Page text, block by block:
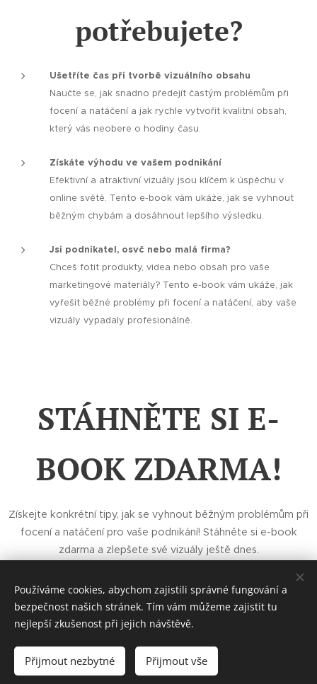
potřebujete?
Ušetříte čas při tvorbě vizuálního obsahu
Naučte se, jak snadno předejít častým problémům při
focení a natáčení a jak rychle vytvořit kvalitní obsah,
který vás neobere o hodiny času.
Získáte výhodu ve vašem podnikání
Efektivní a atraktivní vizuály jsou klíčem k úspěchu v
online světě. Tento e-book vám ukáže, jak se vyhnout
běžným chybám a dosáhnout lepšího výsledku.
Jsi podnikatel, osvč nebo malá firma?
Chceš fotit produkty, videa nebo obsah pro vaše
marketingové materiály? Tento e-book vám ukáže, jak
vyřešit běžné problémy při focení a natáčení, aby vaše
vizuály vypadaly profesionálně.
STÁHNĚTE SI E-
BOOK ZDARMA!
Získejte konkrétní tipy, jak se vyhnout běžným problémům při
focení a natáčení pro vaše podnikání! Stáhněte si e-book
zdarma a zlepšete své vizuály ještě dnes.
Prodejní formulář je vytvořen v systému SimpleShop.cz
© 2022 Michaela Sedlákova; Sentice
Všeobecné obchodní podmínky
Používáme cookies, abychom zajistili správné fungování a
bezpečnost našich stránek. Tím vám můžeme zajistit tu
nejlepší zkušenost při jejich návštěvě.
Přijmout nezbytné Přijmout vše